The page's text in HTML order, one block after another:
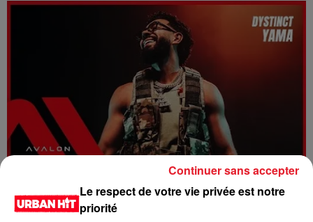
Le respect de votre vie privée est notre
priorité
Continuer sans accepter